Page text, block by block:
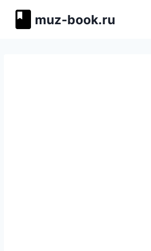
muz-book.ru